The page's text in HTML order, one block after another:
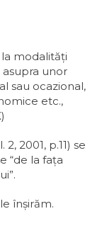
modalităţi
unor
sau ocazional,
etc.,
2001, p.11) se
“de la faţa
înșirăm.